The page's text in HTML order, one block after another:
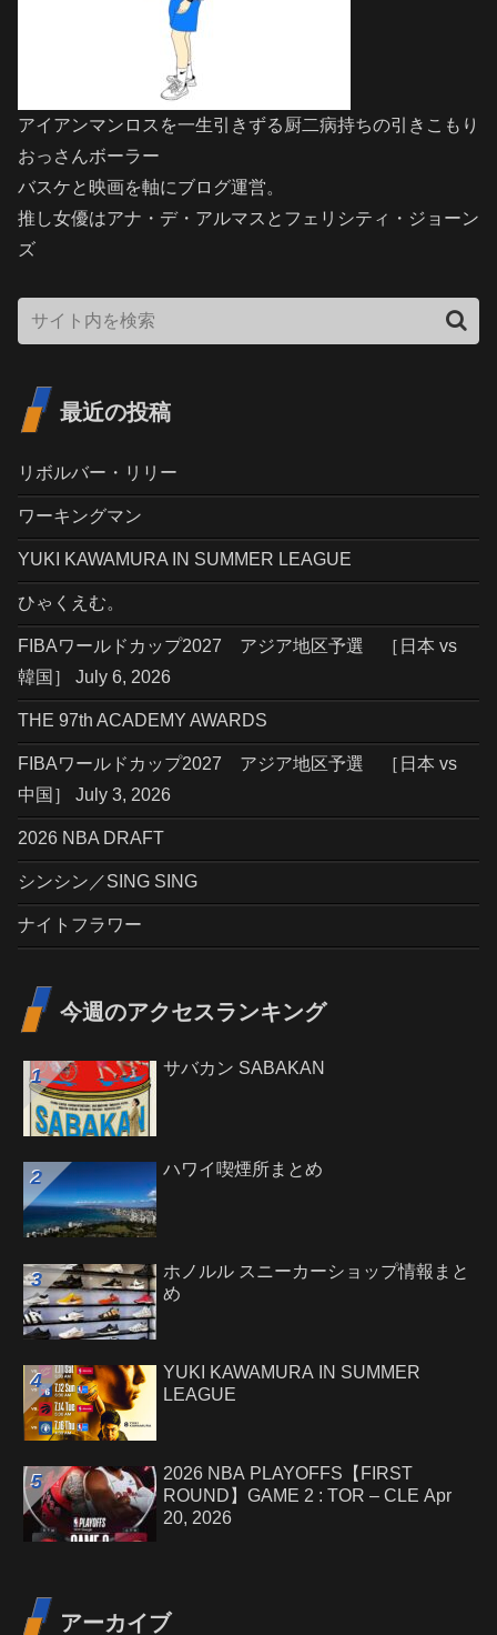
アイアンマンロスを一生引きずる厨二病持ちの引きこもり
おっさんボーラー
バスケと映画を軸にブログ運営。
推し女優はアナ・デ・アルマスとフェリシティ・ジョーン
ズ
最近の投稿
リボルバー・リリー
ワーキングマン
YUKI KAWAMURA IN SUMMER LEAGUE
ひゃくえむ。
FIBAワールドカップ2027 アジア地区予選 ［日本 vs
韓国］ July 6, 2026
THE 97th ACADEMY AWARDS
FIBAワールドカップ2027 アジア地区予選 ［日本 vs
中国］ July 3, 2026
2026 NBA DRAFT
シンシン／SING SING
ナイトフラワー
今週のアクセスランキング
サバカン SABAKAN
ハワイ喫煙所まとめ
ホノルル スニーカーショップ情報まと
め
YUKI KAWAMURA IN SUMMER
LEAGUE
2026 NBA PLAYOFFS【FIRST
ROUND】GAME 2 : TOR – CLE Apr
20, 2026
アーカイブ